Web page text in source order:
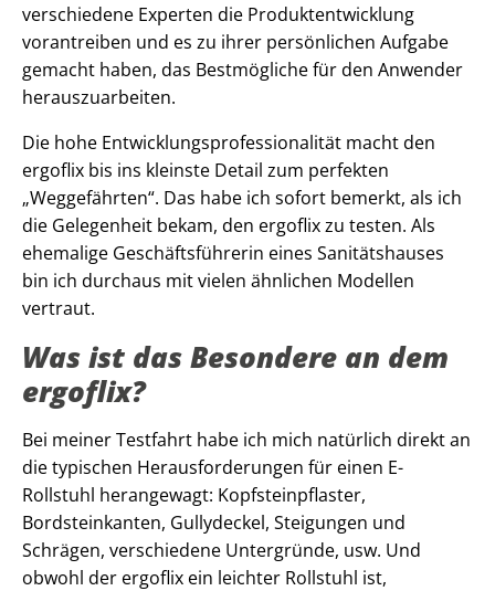
verschiedene Experten die Produktentwicklung
vorantreiben und es zu ihrer persönlichen Aufgabe
gemacht haben, das Bestmögliche für den Anwender
herauszuarbeiten.
Die hohe Entwicklungsprofessionalität macht den
ergoflix bis ins kleinste Detail zum perfekten
„Weggefährten“. Das habe ich sofort bemerkt, als ich
die Gelegenheit bekam, den ergoflix zu testen. Als
ehemalige Geschäftsführerin eines Sanitätshauses
bin ich durchaus mit vielen ähnlichen Modellen
vertraut.
Was ist das Besondere an dem
ergoflix?
Bei meiner Testfahrt habe ich mich natürlich direkt an
die typischen Herausforderungen für einen E-
Rollstuhl herangewagt: Kopfsteinpflaster,
Bordsteinkanten, Gullydeckel, Steigungen und
Schrägen, verschiedene Untergründe, usw. Und
obwohl der ergoflix ein leichter Rollstuhl ist,